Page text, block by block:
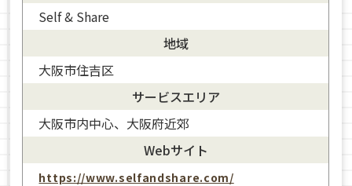
Self & Share
地域
大阪市住吉区
サービスエリア
大阪市内中心、大阪府近郊
Webサイト
https://www.selfandshare.com/